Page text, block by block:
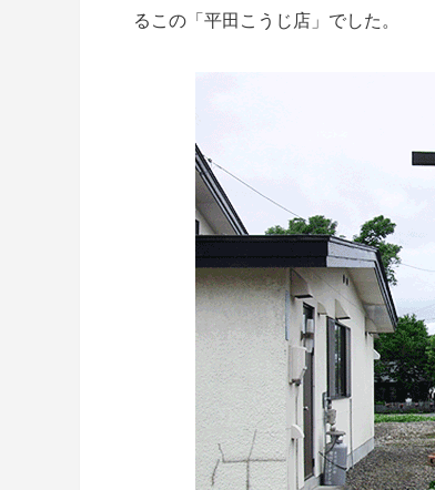
るこの「平田こうじ店」でした。